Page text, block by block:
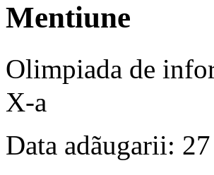
Mentiune
Olimpiada de
X-a
Data adãugarii: